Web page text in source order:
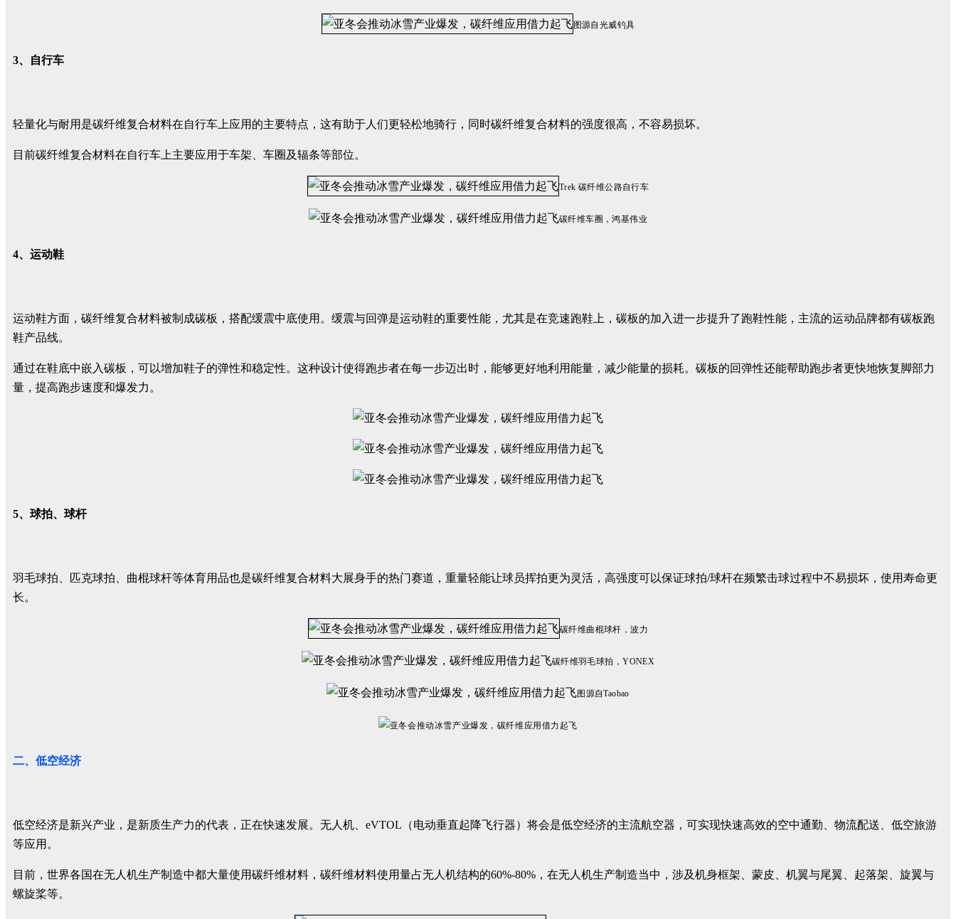
图源自光威钓具
3、自行车
轻量化与耐用是碳纤维复合材料在自行车上应用的主要特点，这有助于人们更轻松地骑行，同时碳纤维复合材料的强度很高，不容易损坏。
目前碳纤维复合材料在自行车上主要应用于车架、车圈及辐条等部位。
Trek 碳纤维公路自行车
碳纤维车圈，鸿基伟业
4、运动鞋
运动鞋方面，碳纤维复合材料被制成碳板，搭配缓震中底使用。缓震与回弹是运动鞋的重要性能，尤其是在竞速跑鞋上，碳板的加入进一步提升了跑鞋性能，主流的运动品牌都有碳板跑
鞋产品线。
通过在鞋底中嵌入碳板，可以增加鞋子的弹性和稳定性。这种设计使得跑步者在每一步迈出时，能够更好地利用能量，减少能量的损耗。碳板的回弹性还能帮助跑步者更快地恢复脚部力
量，提高跑步速度和爆发力。
5、球拍、球杆
羽毛球拍、匹克球拍、曲棍球杆等体育用品也是碳纤维复合材料大展身手的热门赛道，重量轻能让球员挥拍更为灵活，高强度可以保证球拍/球杆在频繁击球过程中不易损坏，使用寿命更
长。
碳纤维曲棍球杆，波力
碳纤维羽毛球拍，YONEX
图源自Taobao
二、低空经济
低空经济是新兴产业，是新质生产力的代表，正在快速发展。无人机、eVTOL（电动垂直起降飞行器）将会是低空经济的主流航空器，可实现快速高效的空中通勤、物流配送、低空旅游
等应用。
目前，世界各国在无人机生产制造中都大量使用碳纤维材料，碳纤维材料使用量占无人机结构的60%-80%，在无人机生产制造当中，涉及机身框架、蒙皮、机翼与尾翼、起落架、旋翼与
螺旋桨等。